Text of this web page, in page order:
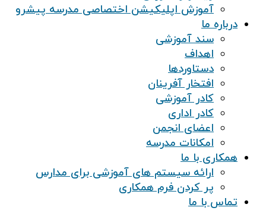
آموزش اپلیکیشن اختصاصی مدرسه پیشرو
درباره ما
سند آموزشی
اهداف
دستاوردها
افتخار آفرینان
کادر آموزشی
کادر اداری
اعضای انجمن
امکانات مدرسه
همکاری با ما
ارائه سیستم های آموزشی برای مدارس
پر کردن فرم همکاری
تماس با ما